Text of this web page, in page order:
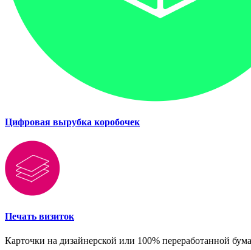
Цифровая вырубка коробочек
Печать визиток
Карточки на дизайнерской или 100% переработанной